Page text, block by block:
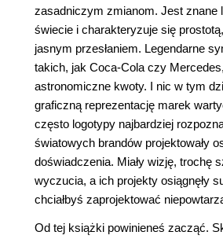
zasadniczym zmianom. Jest znane
świecie i charakteryzuje się
jasnym przesłaniem. Legendarne
takich, jak Coca-Cola czy
astronomiczne kwoty. I nic w tym
graficzną reprezentację marek
często logotypy najbardziej
światowych brandów projektowały
doświadczenia. Miały wizję, trochę
wyczucia, a ich projekty osiągnęły
chciałbyś zaprojektować
Od tej książki powinieneś zacząć.